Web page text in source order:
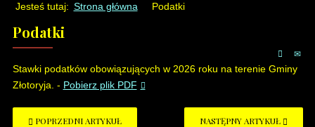
Jesteś tutaj: Strona główna Podatki
Podatki
Stawki podatków obowiązujących w 2026 roku na terenie Gminy
Złotoryja. - Pobierz plik PDF
POPRZEDNI ARTYKUŁ NASTĘPNY ARTYKUŁ